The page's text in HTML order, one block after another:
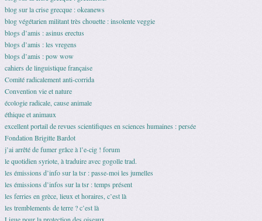
blog sur la crise grecque : okeanews
blog végétarien militant très chouette : insolente veggie
blogs d’amis : asinus erectus
blogs d’amis : les vregens
blogs d’amis : pow wow
cahiers de linguistique française
Comité radicalement anti-corrida
Convention vie et nature
écologie radicale, cause animale
éthique et animaux
excellent portail de revues scientifiques en sciences humaines : persée
Fondation Brigitte Bardot
j’ai arrêté de fumer grâce à l’e-cig ! forum
le quotidien syriote, à traduire avec gogolle trad.
les émissions d’info sur la tsr : passe-moi les jumelles
les émissions d’infos sur la tsr : temps présent
les ferries en grèce, lieux et horaires, c’est là
les tremblements de terre ? c’est là